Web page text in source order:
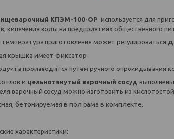
КПЭМ-100-ОР используется для
кипячения воды на предприятиях общественного
температура приготовления может регулироваться
крышка имеет фиксатор.
производится путем ручного опрокидывания
и цельнотянутый варочный сосуд
варочный сосуд можно изготовить из
бетонируемая в пол рама в комплекте.
характеристики: